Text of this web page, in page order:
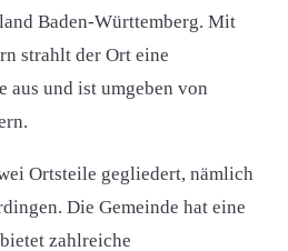
Baden-Württemberg. Mit
strahlt der Ort eine
aus und ist umgeben von
Ortsteile gegliedert, nämlich
Die Gemeinde hat eine
zahlreiche